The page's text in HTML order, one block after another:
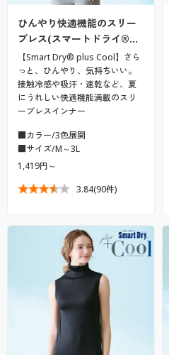
ひんやり快適機能のスリー
ブレス(スマートドライ®…
【Smart Dry® plus Cool】さら
っと、ひんやり、気持ちいい。
接触冷感や吸汗・速乾など、夏
にうれしい快適機能満載のスリ
ーブレスインナー
■カラー/3色展開
■サイズ/M～3L
1,419円～
3.84(90件)